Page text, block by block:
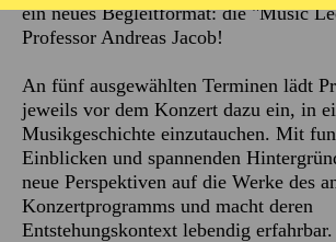
ein neues Begleitformat: die "Music
Professor Andreas Jacob!
An fünf ausgewählten Terminen lädt
jeweils vor dem Konzert dazu ein, in
Musikgeschichte einzutauchen. Mit
Einblicken und spannenden
neue Perspektiven auf die Werke des
Konzertprogramms und macht deren
Entstehungskontext lebendig erfahrbar.